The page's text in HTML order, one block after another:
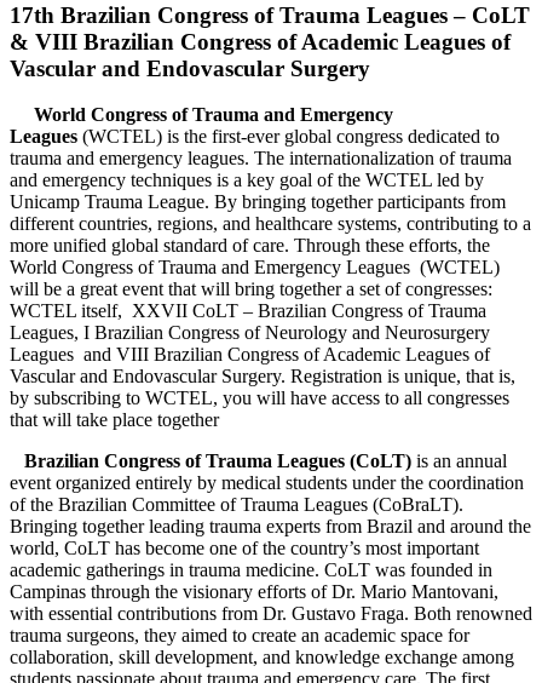
17th Brazilian Congress of Trauma Leagues – CoLT
& VIII Brazilian Congress of Academic Leagues of
Vascular and Endovascular Surgery
World Congress of Trauma and Emergency
Leagues (WCTEL) is the first-ever global congress dedicated to
trauma and emergency leagues. The internationalization of trauma
and emergency techniques is a key goal of the WCTEL led by
Unicamp Trauma League. By bringing together participants from
different countries, regions, and healthcare systems, contributing to a
more unified global standard of care. Through these efforts, the
World Congress of Trauma and Emergency Leagues (WCTEL)
will be a great event that will bring together a set of congresses:
WCTEL itself, XXVII CoLT – Brazilian Congress of Trauma
Leagues, I Brazilian Congress of Neurology and Neurosurgery
Leagues and VIII Brazilian Congress of Academic Leagues of
Vascular and Endovascular Surgery. Registration is unique, that is,
by subscribing to WCTEL, you will have access to all congresses
that will take place together
Brazilian Congress of Trauma Leagues (CoLT) is an annual
event organized entirely by medical students under the coordination
of the Brazilian Committee of Trauma Leagues (CoBraLT).
Bringing together leading trauma experts from Brazil and around the
world, CoLT has become one of the country’s most important
academic gatherings in trauma medicine. CoLT was founded in
Campinas through the visionary efforts of Dr. Mario Mantovani,
with essential contributions from Dr. Gustavo Fraga. Both renowned
trauma surgeons, they aimed to create an academic space for
collaboration, skill development, and knowledge exchange among